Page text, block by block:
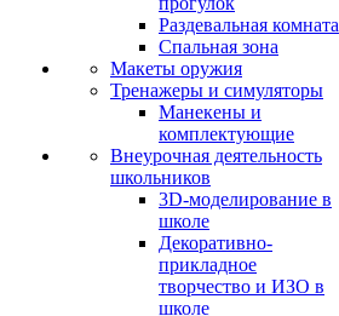
Раздевальная комната
Спальная зона
Макеты оружия
Тренажеры и симуляторы
Манекены и
комплектующие
Внеурочная деятельность
школьников
3D-моделирование в
школе
Декоративно-
прикладное
творчество и ИЗО в
школе